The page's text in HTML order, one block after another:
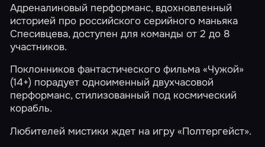
Адреналиновый перформанс, вдохновленный
историей про российского серийного маньяка
Спесивцева, доступен для команды от 2 до 8
участников.
Поклонников фантастического фильма«Чужой»
(14+) порадует одноименный двухчасовой
перформанс, стилизованный под космический
корабль.
Любителей мистики ждет на игру«Полтергейст».